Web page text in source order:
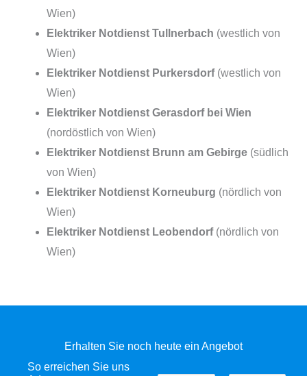
Wien)
Elektriker Notdienst Tullnerbach (westlich von
Wien)
Elektriker Notdienst Purkersdorf(westlich von
Wien)
Elektriker Notdienst Gerasdorf bei Wien
(nordöstlich von Wien)
Elektriker Notdienst Brunn am Gebirge (südlich
von Wien)
Elektriker Notdienst Korneuburg (nördlich von
Wien)
Elektriker Notdienst Leobendorf(nördlich von
Wien)
Erhalten Sie noch heute ein Angebot
So erreichen Sie uns